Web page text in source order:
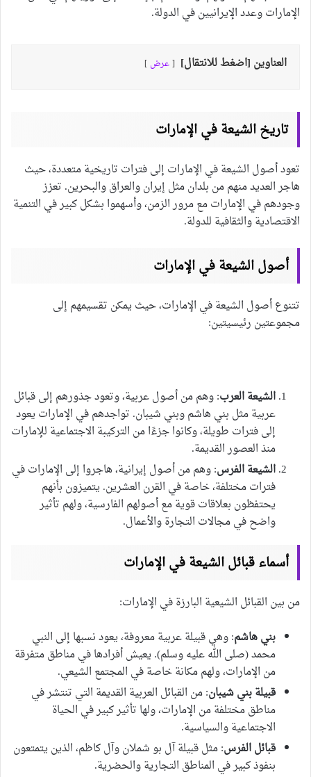
الإمارات وعدد الإيرانيين في الدولة.
العناوين [اضغط للانتقال] عرض
تاريخ الشيعة في الإمارات
تعود أصول الشيعة في الإمارات إلى فترات تاريخية متعددة، حيث
هاجر العديد منهم من بلدان مثل إيران والعراق والبحرين. تعزز
وجودهم في الإمارات مع مرور الزمن، وأسهموا بشكل كبير في التنمية
الاقتصادية والثقافية للدولة.
أصول الشيعة في الإمارات
تتنوع أصول الشيعة في الإمارات، حيث يمكن تقسيمهم إلى
مجموعتين رئيسيتين:
الشيعة العرب: وهم من أصول عربية، وتعود جذورهم إلى قبائل
عربية مثل بني هاشم وبني شيبان. تواجدهم في الإمارات يعود
إلى فترات طويلة، وكانوا جزءًا من التركيبة الاجتماعية للإمارات
منذ العصور القديمة.
الشيعة الفرس: وهم من أصول إيرانية، هاجروا إلى الإمارات في
فترات مختلفة، خاصة في القرن العشرين. يتميزون بأنهم
يحتفظون بعلاقات قوية مع أصولهم الفارسية، ولهم تأثير
واضح في مجالات التجارة والأعمال.
أسماء قبائل الشيعة في الإمارات
من بين القبائل الشيعية البارزة في الإمارات:
بني هاشم: وهي قبيلة عربية معروفة، يعود نسبها إلى النبي
محمد (صلى الله عليه وسلم). يعيش أفرادها في مناطق متفرقة
من الإمارات، ولهم مكانة خاصة في المجتمع الشيعي.
قبيلة بني شيبان: من القبائل العربية القديمة التي تنتشر في
مناطق مختلفة من الإمارات، ولها تأثير كبير في الحياة
الاجتماعية والسياسية.
قبائل الفرس: مثل قبيلة آل بو شملان وآل كاظم، الذين يتمتعون
بنفوذ كبير في المناطق التجارية والحضرية.